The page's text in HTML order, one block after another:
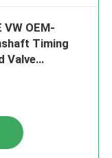
VW OEM-
Timing
Valve